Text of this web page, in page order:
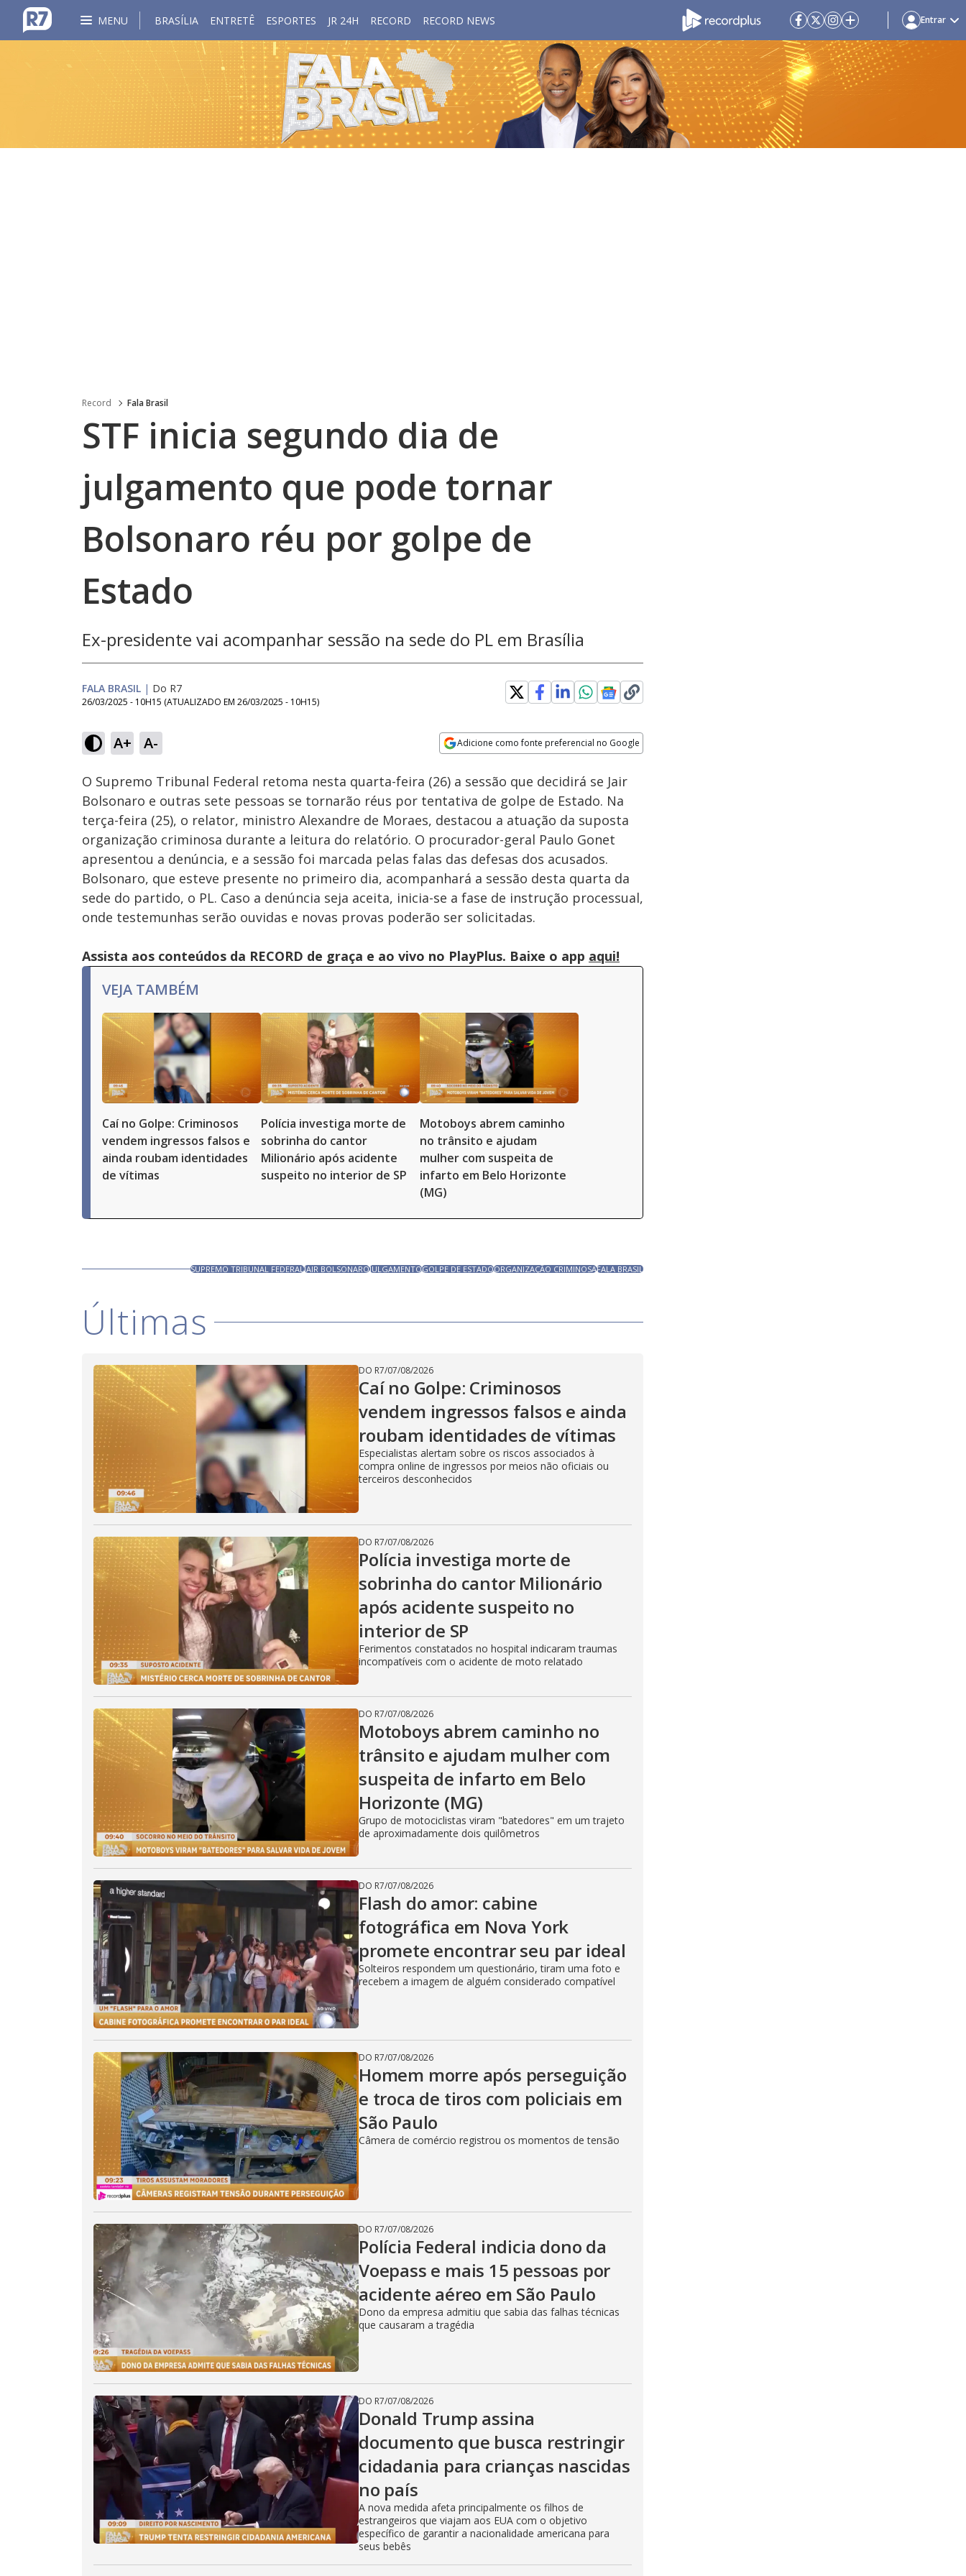
MENU BRASÍLIA ENTRETÊ ESPORTES JR 24H RECORD RECORD NEWS Entrar
Record Fala Brasil
STF inicia segundo dia de
julgamento que pode tornar
Bolsonaro réu por golpe de
Estado
Ex-presidente vai acompanhar sessão na sede do PL em Brasília
FALA BRASIL | Do R7
26/03/2025 - 10H15 (ATUALIZADO EM 26/03/2025 - 10H15)
A+ A- Adicione como fonte preferencial no Google
Ativar
Som
10.99%
Velocidade
O Supremo Tribunal Federal retoma nesta quarta-feira (26) a sessão que decidirá se Jair
Bolsonaro e outras sete pessoas se tornarão réus por tentativa de golpe de Estado. Na
terça-feira (25), o relator, ministro Alexandre de Moraes, destacou a atuação da suposta
organização criminosa durante a leitura do relatório. O procurador-geral Paulo Gonet
apresentou a denúncia, e a sessão foi marcada pelas falas das defesas dos acusados.
Bolsonaro, que esteve presente no primeiro dia, acompanhará a sessão desta quarta da
sede do partido, o PL. Caso a denúncia seja aceita, inicia-se a fase de instrução processual,
onde testemunhas serão ouvidas e novas provas poderão ser solicitadas.
Assista aos conteúdos da RECORD de graça e ao vivo no PlayPlus. Baixe o app aqui!
VEJA TAMBÉM
Caí no Golpe: Criminosos
vendem ingressos falsos e
ainda roubam identidades
de vítimas
Polícia investiga morte de
sobrinha do cantor
Milionário após acidente
suspeito no interior de SP
Motoboys abrem caminho
no trânsito e ajudam
mulher com suspeita de
infarto em Belo Horizonte
(MG)
SUPREMO TRIBUNAL FEDERALJAIR BOLSONAROJULGAMENTOGOLPE DE ESTADOORGANIZAÇÃO CRIMINOSAFALA BRASIL
Últimas
DO R7/07/08/2026
Caí no Golpe: Criminosos
vendem ingressos falsos e ainda
roubam identidades de vítimas
Especialistas alertam sobre os riscos associados à
compra online de ingressos por meios não oficiais ou
terceiros desconhecidos
DO R7/07/08/2026
Polícia investiga morte de
sobrinha do cantor Milionário
após acidente suspeito no
interior de SP
Ferimentos constatados no hospital indicaram traumas
incompatíveis com o acidente de moto relatado
DO R7/07/08/2026
Motoboys abrem caminho no
trânsito e ajudam mulher com
suspeita de infarto em Belo
Horizonte (MG)
Grupo de motociclistas viram "batedores" em um trajeto
de aproximadamente dois quilômetros
DO R7/07/08/2026
Flash do amor: cabine
fotográfica em Nova York
promete encontrar seu par ideal
Solteiros respondem um questionário, tiram uma foto e
recebem a imagem de alguém considerado compatível
DO R7/07/08/2026
Homem morre após perseguição
e troca de tiros com policiais em
São Paulo
Câmera de comércio registrou os momentos de tensão
DO R7/07/08/2026
Polícia Federal indicia dono da
Voepass e mais 15 pessoas por
acidente aéreo em São Paulo
Dono da empresa admitiu que sabia das falhas técnicas
que causaram a tragédia
DO R7/07/08/2026
Donald Trump assina
documento que busca restringir
cidadania para crianças nascidas
no país
A nova medida afeta principalmente os filhos de
estrangeiros que viajam aos EUA com o objetivo
específico de garantir a nacionalidade americana para
seus bebês